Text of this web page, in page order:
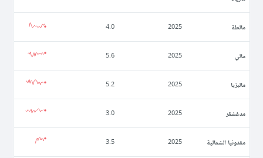
مالطة 2025
4.0
مالي 2025
5.6
ماليزيا 2025
5.2
مدغشقر 2025
3.0
مقدونيا الشمالية 2025
3.5